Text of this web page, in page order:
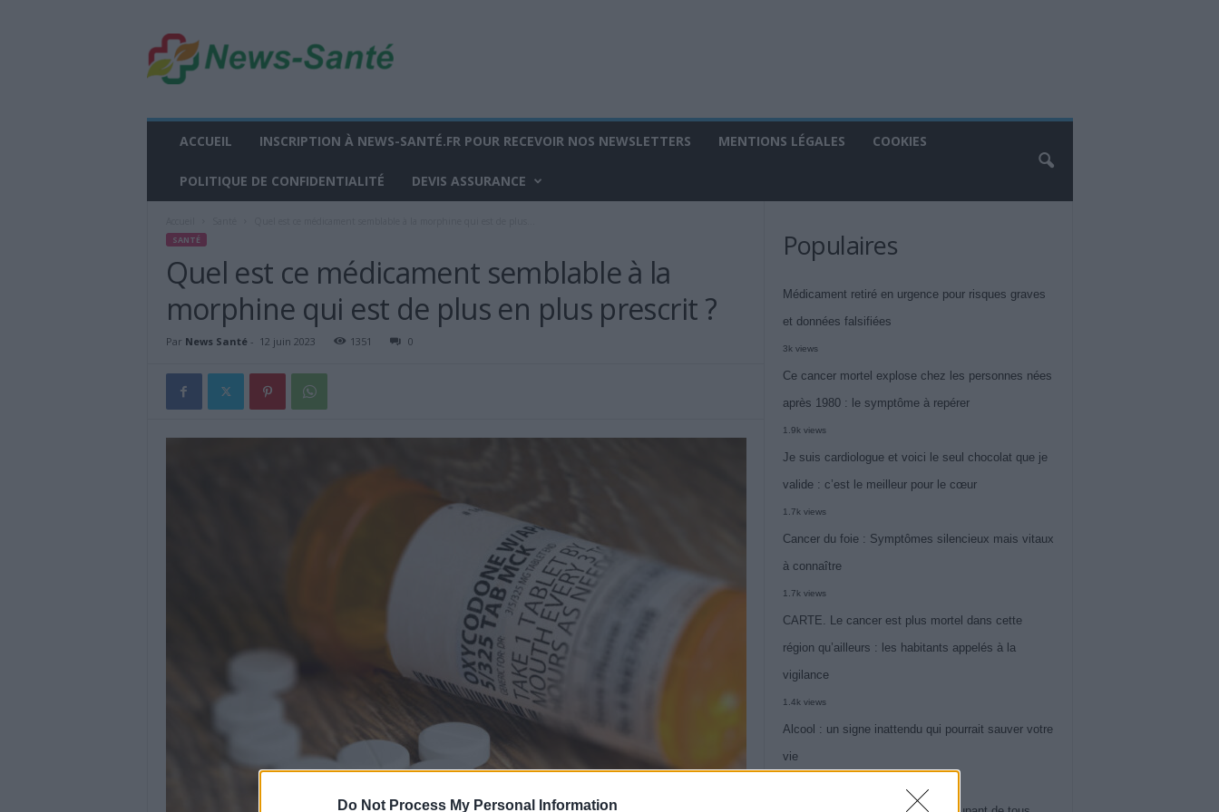
Do Not Process My Personal Information
w
s
ACCUEIL INSCRIPTION À NEWS-SANTÉ.FR POUR RECEVOIR NOS NEWSLETTERS MENTIONS LÉGALES COOKIES
POLITIQUE DE CONFIDENTIALITÉ DEVIS ASSURANCE
SANTÉ
Quel est ce médicament semblable à la
morphine qui est de plus en plus prescrit ?
Par News Santé- 12 juin 2023 1351 0
Populaires
Médicament retiré en urgence pour risques graves
et données falsifiées
3k views
Ce cancer mortel explose chez les personnes nées
après 1980 : le symptôme à repérer
1.9k views
Je suis cardiologue et voici le seul chocolat que je
valide : c’est le meilleur pour le cœur
1.7k views
Cancer du foie : Symptômes silencieux mais vitaux
à connaître
1.7k views
CARTE. Le cancer est plus mortel dans cette
région qu’ailleurs : les habitants appelés à la
vigilance
1.4k views
Alcool : un signe inattendu qui pourrait sauver votre
vie